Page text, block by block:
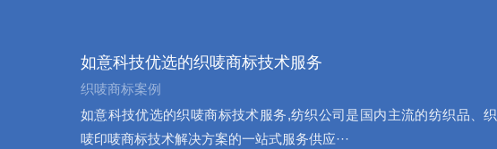
如意科技优选的织唛商标技术服务
织唛商标案例
如意科技优选的织唛商标技术服务,纺织公司是国内主流的纺织品、织
唛印唛商标技术解决方案的一站式服务供应···